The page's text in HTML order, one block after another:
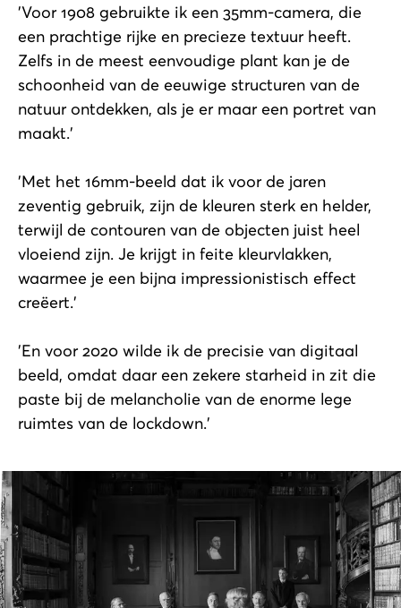
'Voor 1908 gebruikte ik een 35mm-camera, die
een prachtige rijke en precieze textuur heeft.
Zelfs in de meest eenvoudige plant kan je de
schoonheid van de eeuwige structuren van de
natuur ontdekken, als je er maar een portret van
maakt.'
'Met het 16mm-beeld dat ik voor de jaren
zeventig gebruik, zijn de kleuren sterk en helder,
terwijl de contouren van de objecten juist heel
vloeiend zijn. Je krijgt in feite kleurvlakken,
waarmee je een bijna impressionistisch effect
creëert.'
'En voor 2020 wilde ik de precisie van digitaal
beeld, omdat daar een zekere starheid in zit die
paste bij de melancholie van de enorme lege
ruimtes van de lockdown.'